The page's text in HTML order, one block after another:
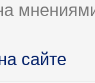
сайте